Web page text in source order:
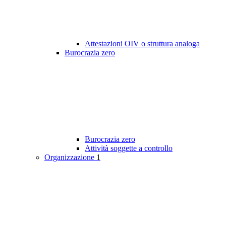
Attestazioni OIV o struttura analoga
Burocrazia zero
Burocrazia zero
Attività soggette a controllo
Organizzazione 1